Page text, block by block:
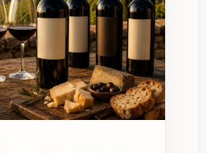
und seiner
Palladius 2022 eine
Weinliebhaber, die Wert
und Vorteile